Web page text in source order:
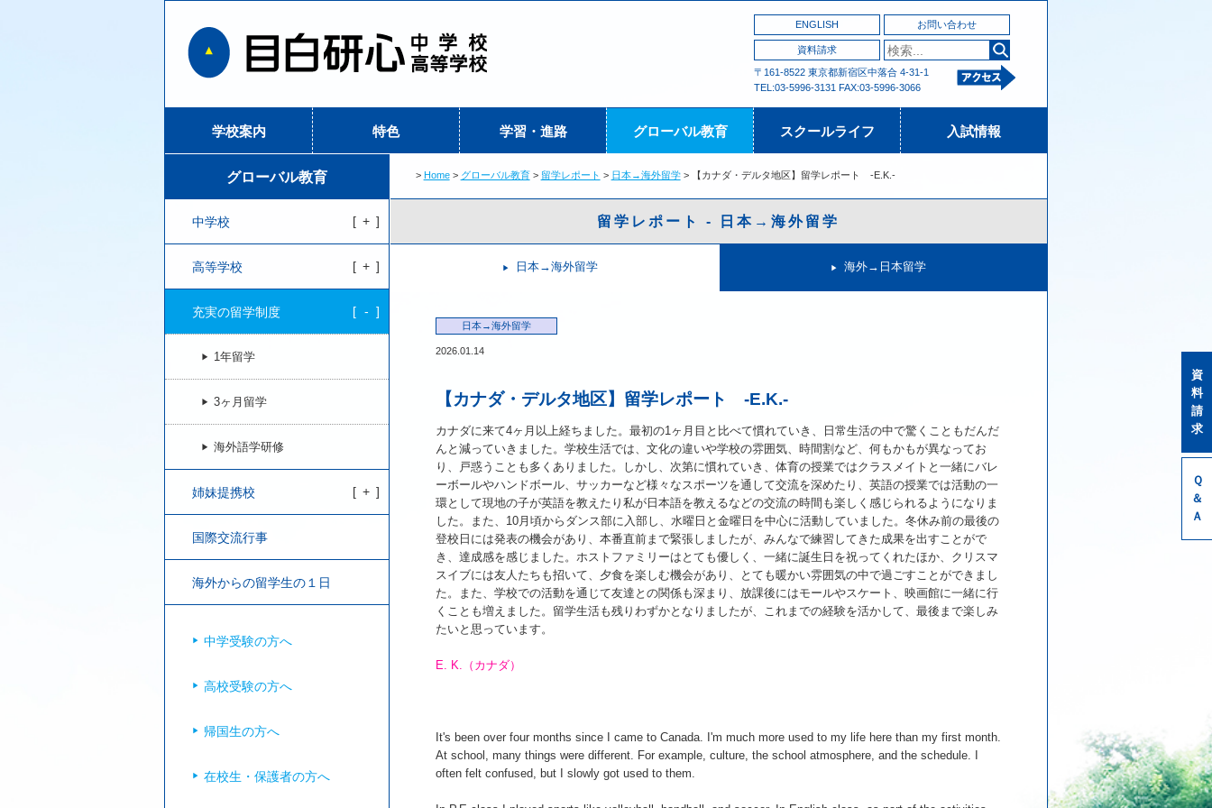
ENGLISH お問い合わせ
資料請求
〒161-8522 東京都新宿区中落合 4-31-1
TEL:03-5996-3131 FAX:03-5996-3066
学校案内 特色 学習・進路 グローバル教育 スクールライフ 入試情報
Home グローバル教育 留学レポート 日本→海外留学 【カナダ・デルタ地区】留学レポート　-E.K.-
留学レポート - 日本→海外留学
日本→海外留学 海外→日本留学
日本→海外留学
2026.01.14
【カナダ・デルタ地区】留学レポート -E.K.-
カナダに来て4ヶ月以上経ちました。最初の1ヶ月目と比べて慣れていき、日常生活の中で驚くこともだんだ
んと減っていきました。学校生活では、文化の違いや学校の雰囲気、時間割など、何もかもが異なってお
り、戸惑うことも多くありました。しかし、次第に慣れていき、体育の授業ではクラスメイトと一緒にバレ
ーボールやハンドボール、サッカーなど様々なスポーツを通して交流を深めたり、英語の授業では活動の一
環として現地の子が英語を教えたり私が日本語を教えるなどの交流の時間も楽しく感じられるようになりま
した。また、10月頃からダンス部に入部し、水曜日と金曜日を中心に活動していました。冬休み前の最後の
登校日には発表の機会があり、本番直前まで緊張しましたが、みんなで練習してきた成果を出すことがで
き、達成感を感じました。ホストファミリーはとても優しく、一緒に誕生日を祝ってくれたほか、クリスマ
スイブには友人たちも招いて、夕食を楽しむ機会があり、とても暖かい雰囲気の中で過ごすことができまし
た。また、学校での活動を通じて友達との関係も深まり、放課後にはモールやスケート、映画館に一緒に行
くことも増えました。留学生活も残りわずかとなりましたが、これまでの経験を活かして、最後まで楽しみ
たいと思っています。
E. K.（カナダ）
It's been over four months since I came to Canada. I'm much more used to my life here than my first month.
At school, many things were different. For example, culture, the school atmosphere, and the schedule. I
often felt confused, but I slowly got used to them.
グローバル教育
中学校
高等学校
充実の留学制度
1年留学
3ヶ月留学
海外語学研修
姉妹提携校
国際交流行事
海外からの留学生の１日
中学受験の方へ
高校受験の方へ
帰国生の方へ
在校生・保護者の方へ
資
料
請
求
Ｑ
＆
Ａ